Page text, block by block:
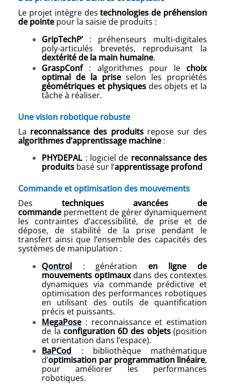
Le projet intègre destechnologies de préhension
de pointe pour la saisie de produits :
GripTechP’: préhenseurs multi-digitales
poly-articulés brevetés, reproduisant la
dextérité de la main humaine.
GraspConf: algorithmes pour le choix
optimal de la priseselon les propriétés
géométriques et physiques des objets et la
tâche à réaliser.
Une vision robotique robuste
La reconnaissance des produits repose sur des
algorithmes d’apprentissage machine :
PHYDEPAL : logiciel de reconnaissance des
produits basé sur l’apprentissage profond
Commande et optimisation des mouvements
Des techniques avancées de
commande permettent de gérer dynamiquement
les contraintes d’accessibilité, de prise et de
dépose, de stabilité de la prise pendant le
transfert ainsi que l’ensemble des capacités des
systèmes de manipulation :
Qontrol : génération en ligne de
mouvements optimauxdans des contextes
dynamiques via commande prédictive et
optimisation des performances robotiques
en utilisant des outils de quantification
précis et puissants.
MegaPose : reconnaissance et estimation
de la configuration 6D des objets (position
et orientation dans l’espace).
BaPCod : bibliothèque mathématique
d’optimisation par programmation linéaire,
pour améliorer les performances
robotiques.